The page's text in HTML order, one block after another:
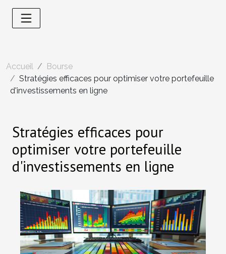
Accueil
Bourse
Stratégies efficaces pour optimiser votre portefeuille
d'investissements en ligne
Stratégies efficaces pour
optimiser votre portefeuille
d'investissements en ligne